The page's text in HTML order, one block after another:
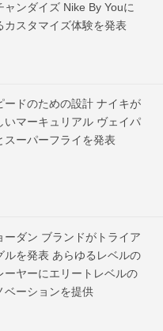
ャンダイズ Nike By Youに
カスタマイズ体験を発表
ードのための設計 ナイキが
いマーキュリアル ヴェイパ
スーパーフライを発表
ーダン ブランドがトライア
ルを発表 あらゆるレベルの
ーヤーにエリートレベルの
ベーションを提供